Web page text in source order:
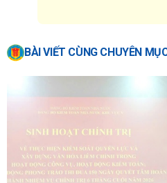
BÀI VIẾT CÙNG CHUYÊN